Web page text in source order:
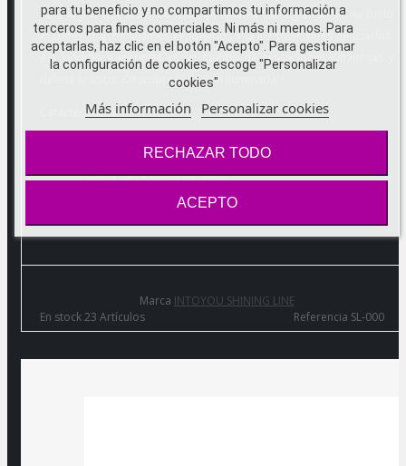
para tu beneficio y no compartimos tu información a
terceros para fines comerciales. Ni más ni menos. Para
aceptarlas, haz clic en el botón "Acepto". Para gestionar
la configuración de cookies, escoge "Personalizar
cookies"
Más información Personalizar cookies
RECHAZAR TODO
ACEPTO
Para lograr que los productos de la línea Shining alcancen su brillo
máximo, te aconsejamos exponerlos a la luz solar antes de usarlos.
Así, podrás sumergirte en un mundo de sensaciones luminosas y
deleite erótico. ¡Descubre la pasión iluminada!
Características:
Cuero vegano
Metales 100% libres de nickel
Marca INTOYOU SHINING LINE
Referencia SL-000
En stock23 Artículos